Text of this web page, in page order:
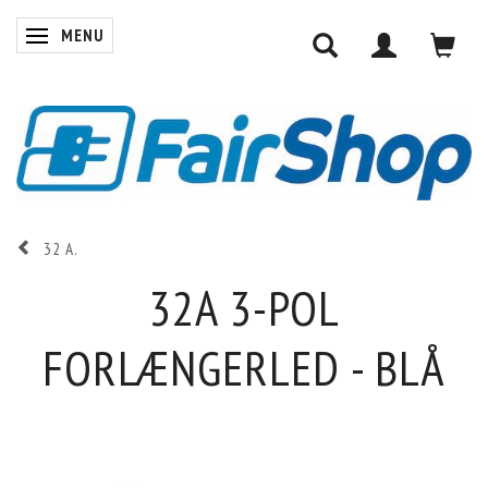
SKIFTE NAVIGATION
MENU
32 A.
32A 3-POL
FORLÆNGERLED - BLÅ